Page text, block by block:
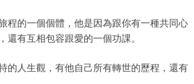
程的一個個體，他是因為跟你有一種共同心
有互相包容跟愛的一個功課。
的人生觀，有他自己所有轉世的歷程，還有